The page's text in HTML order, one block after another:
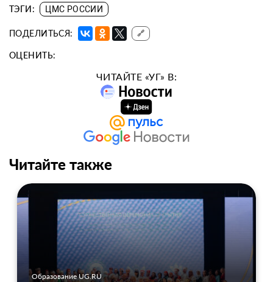
ТЭГИ: ЦМС РОССИИ
ПОДЕЛИТЬСЯ: 🔗
ОЦЕНИТЬ:
ЧИТАЙТЕ «УГ» В:
Читайте также
Образование UG.RU